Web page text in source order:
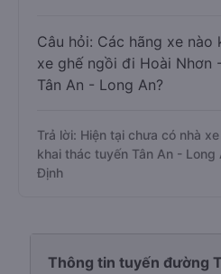
Câu hỏi: Các hãng xe nào
xe ghế ngồi đi Hoài Nhơn
Tân An - Long An?
Trả lời: Hiện tại chưa có nhà
khai thác tuyến Tân An - Long
Định
Thông tin tuyến đường